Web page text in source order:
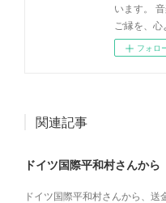
います。
ご縁を、心
フォロ
関連記事
ドイツ国際平和村さんから
ドイツ国際平和村さんから、送